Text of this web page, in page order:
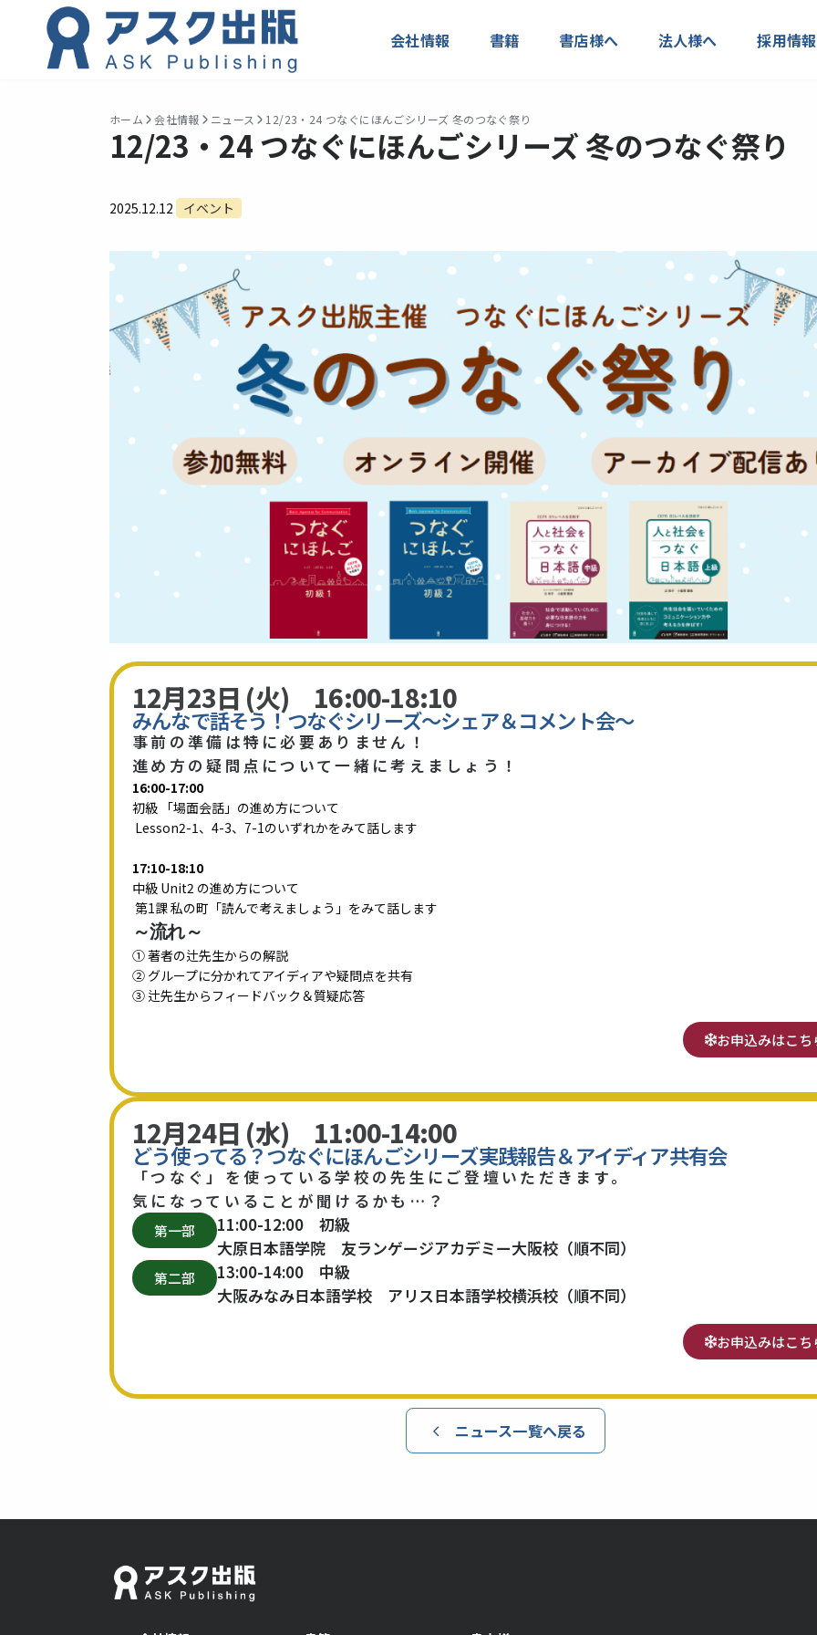
会社情報 書籍 書店様へ 法人様へ 採用情報
ホーム 会社情報 ニュース 12/23・24 つなぐにほんごシリーズ 冬のつなぐ祭り
12/23・24 つなぐにほんごシリーズ 冬のつなぐ祭り
2025.12.12 イベント
12月23日 (火) 16:00-18:10
みんなで話そう！つなぐシリーズ～シェア＆コメント会～
事前の準備は特に必要ありません！
進め方の疑問点について一緒に考えましょう！
16:00-17:00
初級 「場面会話」の進め方について
Lesson2-1、4-3、7-1のいずれかをみて話します
17:10-18:10
中級 Unit2 の進め方について
第1課 私の町「読んで考えましょう」をみて話します
～流れ～
① 著者の辻先生からの解説
② グループに分かれてアイディアや疑問点を共有
③ 辻先生からフィードバック＆質疑応答
お申込みはこち
12月24日 (水) 11:00-14:00
どう使ってる？つなぐにほんごシリーズ実践報告＆アイディア共有会
「つなぐ」を使っている学校の先生にご登壇いただきます。
気になっていることが聞けるかも…？
第一部
11:00-12:00 初級
大原日本語学院 友ランゲージアカデミー大阪校（順不同）
第二部
13:00-14:00 中級
大阪みなみ日本語学校 アリス日本語学校横浜校（順不同）
お申込みはこち
ニュース一覧へ戻る